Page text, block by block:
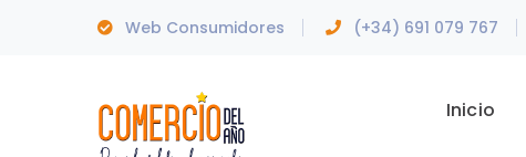
Web Consumidores (+34) 691 079 767
Inicio